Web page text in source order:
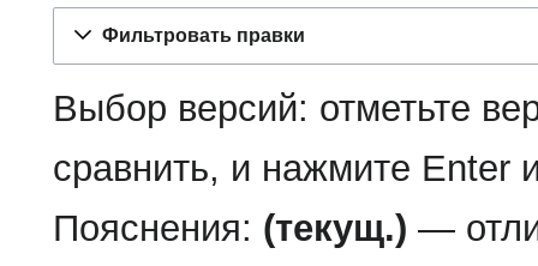
Фильтровать правки
Выбор версий: отметьте
сравнить, и нажмите Enter
Пояснения: (текущ.) —